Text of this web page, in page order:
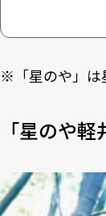
※「星のや 」
「星のや